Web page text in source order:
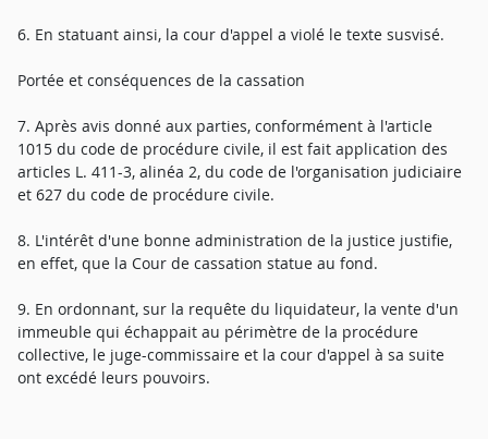
6. En statuant ainsi, la cour d'appel a violé le texte susvisé.
Portée et conséquences de la cassation
7. Après avis donné aux parties, conformément à l'article
1015 du code de procédure civile, il est fait application des
articles L. 411-3, alinéa 2, du code de l'organisation judiciaire
et 627 du code de procédure civile.
8. L'intérêt d'une bonne administration de la justice justifie,
en effet, que la Cour de cassation statue au fond.
9. En ordonnant, sur la requête du liquidateur, la vente d'un
immeuble qui échappait au périmètre de la procédure
collective, le juge-commissaire et la cour d'appel à sa suite
ont excédé leurs pouvoirs.